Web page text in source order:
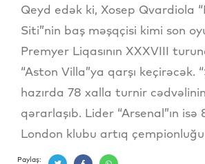
Qeyd edək ki, Xosep Qvardiola
Siti”nin baş məşqçisi kimi son
Premyer Liqasının XXXVIII
“Aston Villa”ya qarşı keçirəcək.
hazırda 78 xalla turnir
qərarlaşıb. Lider “Arsenal”ın isə
London klubu artıq
Paylaş: